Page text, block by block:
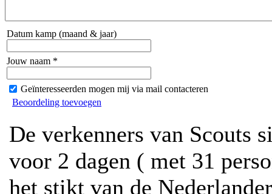
Datum kamp (maand & jaar)
Jouw naam *
Geïnteresseerden mogen mij via mail contacteren
Beoordeling toevoegen
De verkenners van Scouts
voor 2 dagen ( met 31
het stikt van de